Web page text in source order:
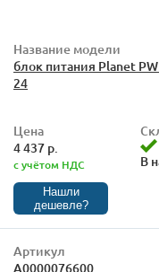
Название модели
блок питания Planet
24
Цена
4 437 р.
с учётом НДС
Нашли
дешевле?
В
Артикул
А0000076600